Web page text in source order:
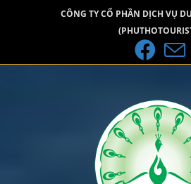
CÔNG TY CỔ PHẦN DỊCH VỤ